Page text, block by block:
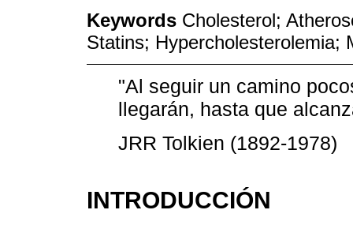
Keywords Cholesterol;
Statins; Hypercholesterolemia;
"Al seguir un camino
llegarán, hasta que
JRR Tolkien (1892-1978)
INTRODUCCIÓN